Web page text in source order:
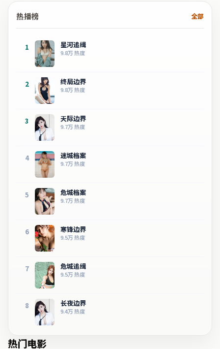
热播榜 全部
1 星河追缉
9.8万热度
2 终局边界
9.8万热度
3 天际边界
9.7万热度
4 迷城档案
9.7万热度
5 危城档案
9.7万热度
6 寒锋边界
9.5万热度
7 危城追缉
9.5万热度
8 长夜边界
9.4万热度
热门电影